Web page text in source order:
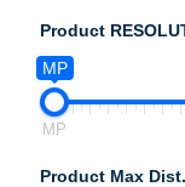
Product
MP
MP
Product Max Dist.